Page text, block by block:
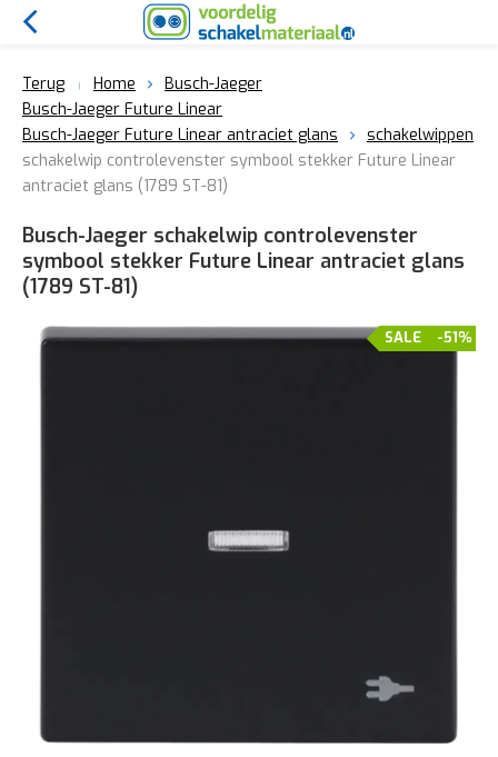
Terug Home
Busch-Jaeger
Busch-Jaeger Future Linear
Busch-Jaeger Future Linear antraciet glans
schakelwippen
schakelwip controlevenster symbool stekker Future Linear
antraciet glans (1789 ST-81)
Busch-Jaeger schakelwip controlevenster
symbool stekker Future Linear antraciet glans
(1789 ST-81)
-51%
SALE